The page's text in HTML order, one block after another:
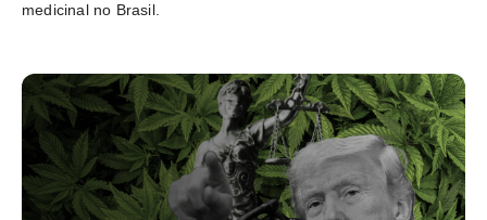
medicinal no Brasil.